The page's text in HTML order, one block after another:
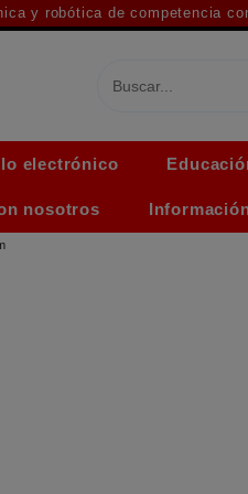
y robótica de competencia
electrónico
nosotros